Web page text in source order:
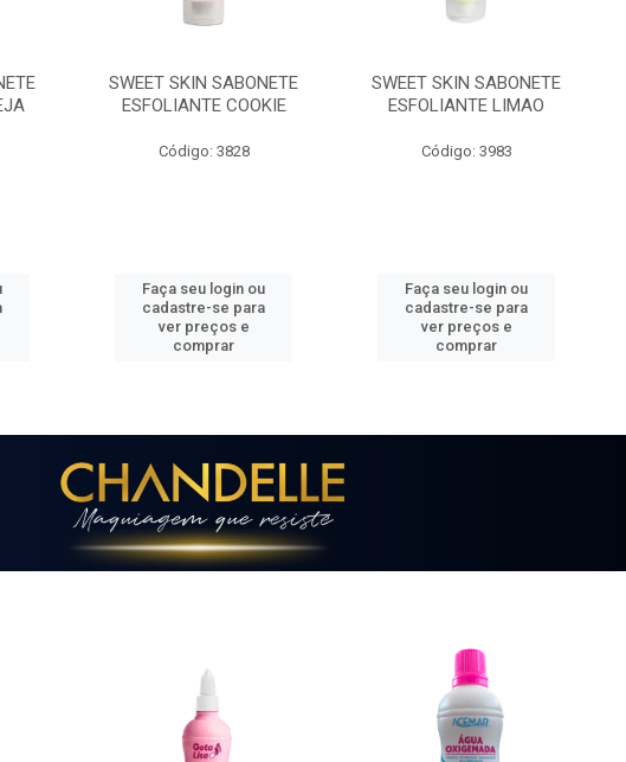
SWEET SKIN SABONETE
ESFOLIANTE LIMAO
Código: 3983
Faça seu login ou
cadastre-se para
ver preços e
comprar
SWEET SKIN HIDRATANTE
MORANGO AO LEITE
Código: 3830
Faça seu login ou
cadastre-se para
ver preços e
comprar